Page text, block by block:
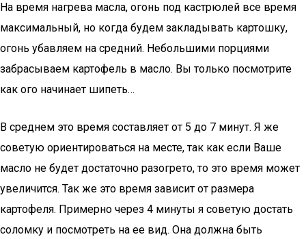
На время нагрева масла, огонь под кастрюлей все время
максимальный, но когда будем закладывать картошку,
огонь убавляем на средний. Небольшими порциями
забрасываем картофель в масло. Вы только посмотрите
как ого начинает шипеть…
В среднем это время составляет от 5 до 7 минут. Я же
советую ориентироваться на месте, так как если Ваше
масло не будет достаточно разогрето, то это время может
увеличится. Так же это время зависит от размера
картофеля. Примерно через 4 минуты я советую достать
соломку и посмотреть на ее вид. Она должна быть